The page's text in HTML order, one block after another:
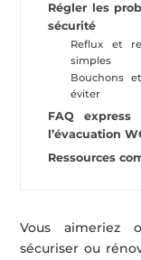
Régler les
sécurité
Reflux et
simples
Bouchons
éviter
FAQ
l’évacuation
Ressources
Vous aimeriez
sécuriser ou